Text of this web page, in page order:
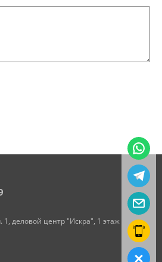
1, деловой центр "Искра", 1 этаж